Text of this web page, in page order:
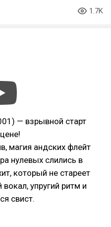
1.7K
— взрывной старт
магия андских флейт
нулевых слились в
который не стареет
упругий ритм и
свист.